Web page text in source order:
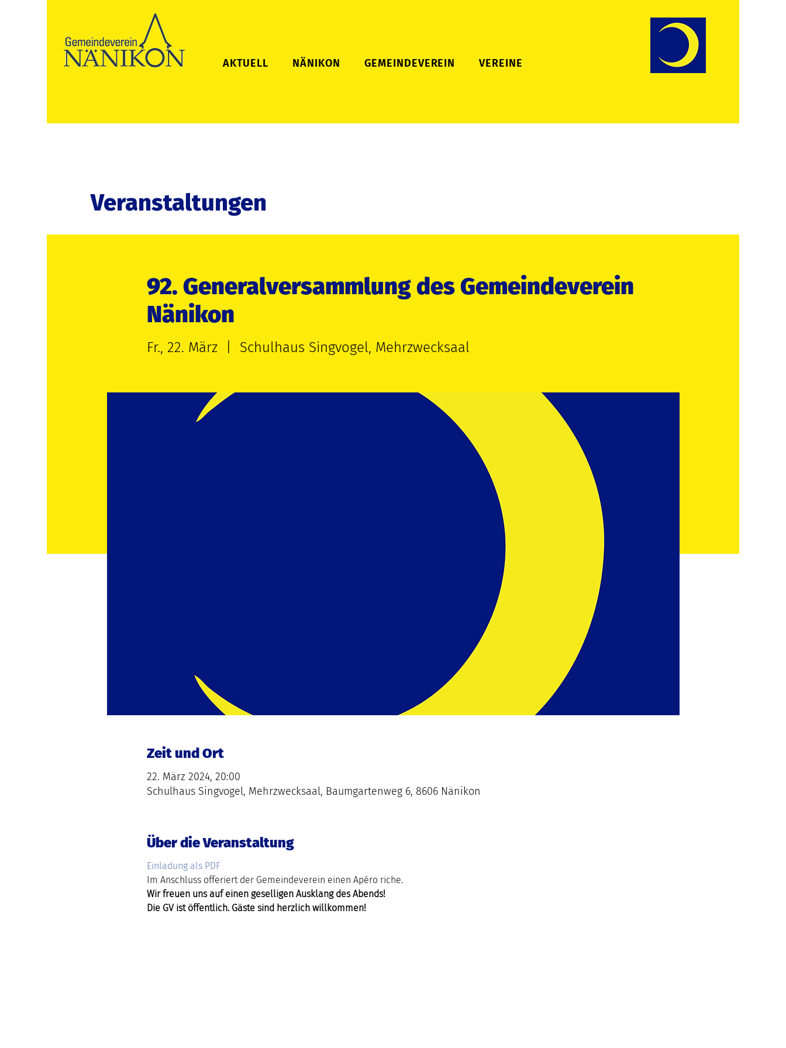
AKTUELL NÄNIKON GEMEINDEVEREIN VEREINE
Veranstaltungen
92. Generalversammlung des Gemeindeverein
Nänikon
Fr., 22. März
  |
Schulhaus Singvogel, Mehrzwecksaal
Zeit und Ort
22. März 2024, 20:00
Schulhaus Singvogel, Mehrzwecksaal, Baumgartenweg 6, 8606 Nänikon
Über die Veranstaltung
Einladung als PDF
Im Anschluss offeriert der Gemeindeverein einen Apéro riche.
Wir freuen uns auf einen geselligen Ausklang des Abends!
Die GV ist öffentlich. Gäste sind herzlich willkommen!